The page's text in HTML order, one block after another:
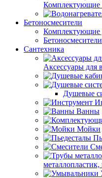
Комплектующие
Бетоносмесители
Комплектующие
Бетоносмесители
Сантехника
Аксессуары для
Душевые
Ванны
Мойки